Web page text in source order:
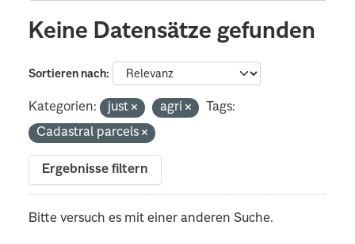
Keine Datensätze gefunden
Sortieren nach
Kategorien: just agri
Tags:
Cadastral parcels
Ergebnisse filtern
Bitte versuch es mit einer anderen Suche.